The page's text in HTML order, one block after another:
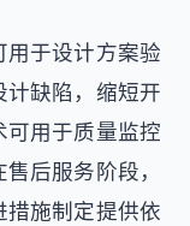
于设计方案验
缺陷，缩短开
用于质量监控
后服务阶段，
施制定提供依